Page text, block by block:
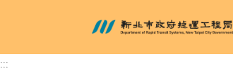
新北市政府捷運工程局
:::